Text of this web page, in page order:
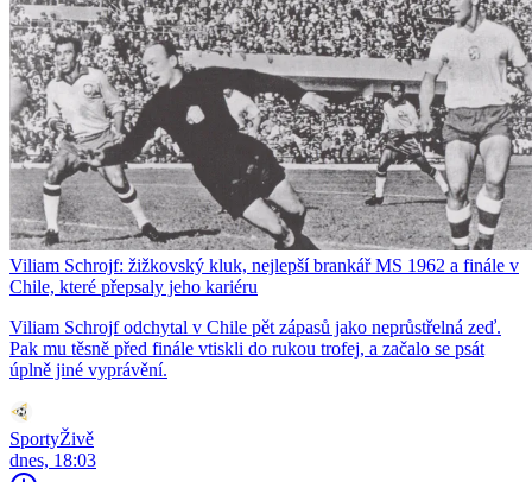
Viliam Schrojf: žižkovský kluk, nejlepší brankář MS 1962 a finále v
Chile, které přepsaly jeho kariéru
Viliam Schrojf odchytal v Chile pět zápasů jako neprůstřelná zeď.
Pak mu těsně před finále vtiskli do rukou trofej, a začalo se psát
úplně jiné vyprávění.
SportyŽivě
dnes, 18:03